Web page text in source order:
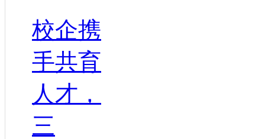
校企携
手共育
人才，
三